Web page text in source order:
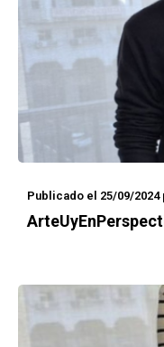
Publicado el 25/09/2024